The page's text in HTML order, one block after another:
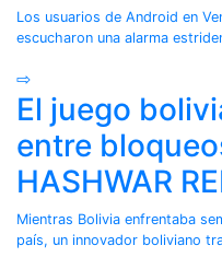
Los usuarios de Android en
escucharon una alarma
⇨
El juego
entre
HASHWAR
Mientras Bolivia enfrentaba
país, un innovador boliviano